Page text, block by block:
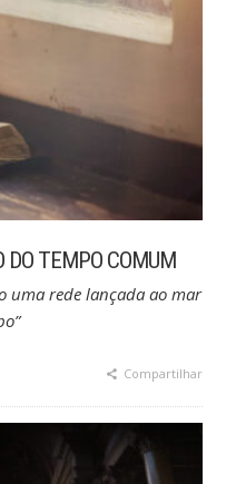
TEMPO COMUM
uma rede lançada ao mar
Compartilhar